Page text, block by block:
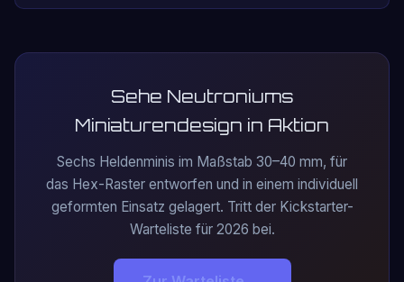
Sehe Neutroniums
Miniaturendesign in Aktion
Sechs Heldenminis im Maßstab 30–40 mm, für
das Hex-Raster entworfen und in einem individuell
geformten Einsatz gelagert. Tritt der Kickstarter-
Warteliste für 2026 bei.